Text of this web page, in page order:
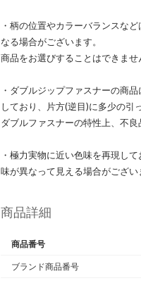
・柄の位置やカラーバランスな
なる場合がございます。
商品をお選びすることはできませ
・ダブルジップファスナーの商
しており、片方(逆目)に多少の引
ダブルファスナーの特性上、不
・極力実物に近い色味を再現し
味が異なって見える場合がござい
商品詳細
商品番号
ブランド商品番号